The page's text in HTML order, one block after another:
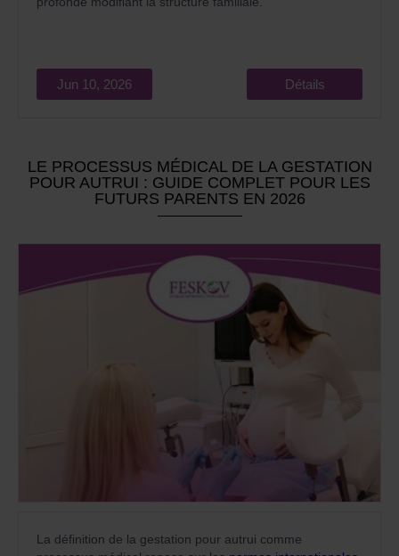
Jun 10, 2026 Détails
LE PROCESSUS MÉDICAL DE LA GESTATION
POUR AUTRUI : GUIDE COMPLET POUR LES
FUTURS PARENTS EN 2026
La définition de la gestation pour autrui comme